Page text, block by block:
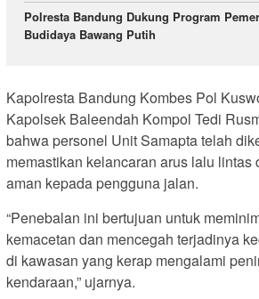
Polresta Bandung Dukung Program
Budidaya Bawang Putih
Kapolresta Bandung Kombes Pol
Kapolsek Baleendah Kompol Tedi
bahwa personel Unit Samapta telah
memastikan kelancaran arus lalu lintas
aman kepada pengguna jalan.
“Penebalan ini bertujuan untuk
kemacetan dan mencegah terjadinya
di kawasan yang kerap mengalami
kendaraan,” ujarnya.